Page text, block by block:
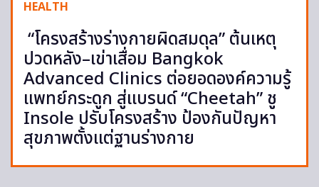
HEALTH
“โครงสร้างร่างกายผิดสมดุล” ต้นเหตุ
ปวดหลัง–เข่าเสื่อม Bangkok
Advanced Clinics ต่อยอดองค์ความรู้
แพทย์กระดูก สู่แบรนด์ “Cheetah” ชู
Insole ปรับโครงสร้าง ป้องกันปัญหา
สุขภาพตั้งแต่ฐานร่างกาย